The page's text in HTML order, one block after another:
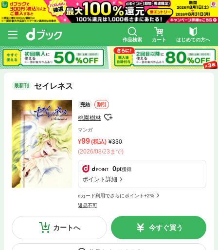
作品検索 カート はじめての方へ
最新刊 セイレネス
完結 割引
桃園樹林
マンガ
99(税込)
330
(2026/08/23まで)
0pt獲得
ポイント詳細
dカード利用でさらにポイント+2%
返品不可
カートへ 今すぐ買う